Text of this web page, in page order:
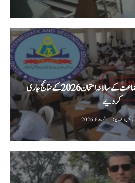
گوجرانوالہ بورڈ نے دسویں جماعت کے سالانہ امتحان 2026 کے نتائج جاری
کر دیے
رئیس الاخبار نیوز اگست 6, 2026